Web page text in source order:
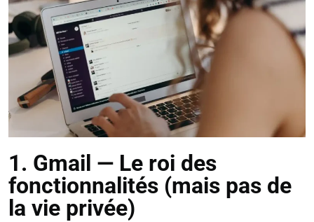
1. Gmail — Le roi des
fonctionnalités (mais pas de
la vie privée)